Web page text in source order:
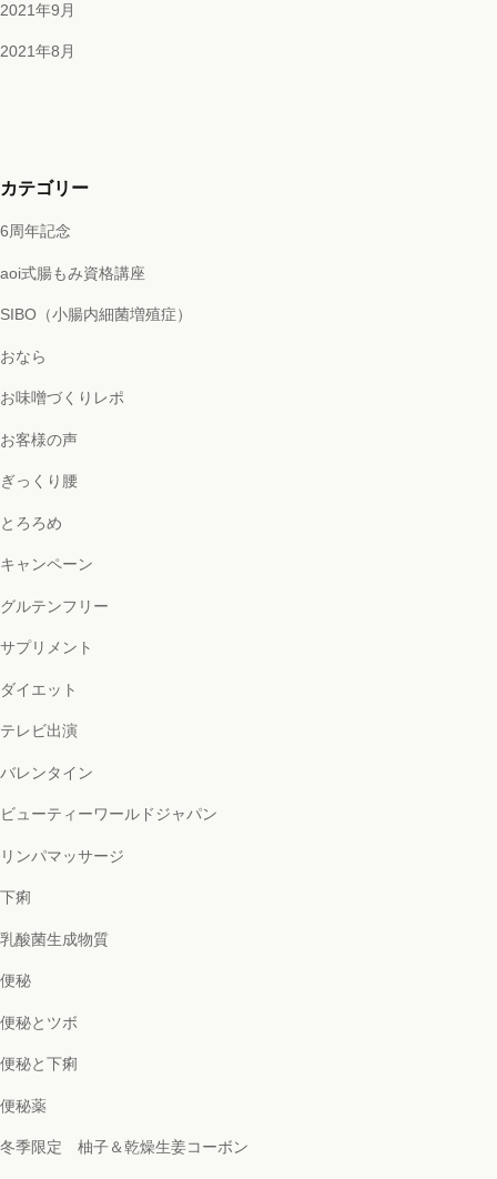
2021年9月
2021年8月
カテゴリー
6周年記念
aoi式腸もみ資格講座
SIBO（小腸内細菌増殖症）
おなら
お味噌づくりレポ
お客様の声
ぎっくり腰
とろろめ
キャンペーン
グルテンフリー
サプリメント
ダイエット
テレビ出演
バレンタイン
ビューティーワールドジャパン
リンパマッサージ
下痢
乳酸菌生成物質
便秘
便秘とツボ
便秘と下痢
便秘薬
冬季限定 柚子＆乾燥生姜コーボン